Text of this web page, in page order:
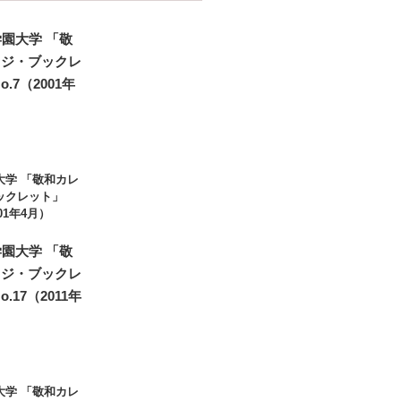
学 「敬和カレ
レット」
年4月）
学 「敬和カレ